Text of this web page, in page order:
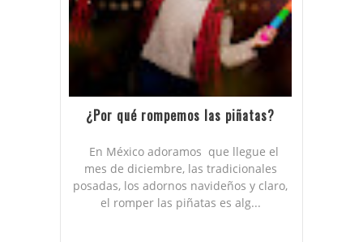
¿Por qué rompemos las piñatas?
En México adoramos que llegue el
mes de diciembre, las tradicionales
posadas, los adornos navideños y claro,
el romper las piñatas es alg...